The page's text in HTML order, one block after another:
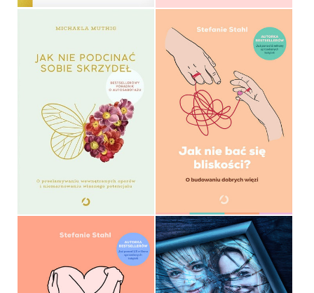
JAK NIE PODCINAĆ SOBIE
SKRZYDEŁ
MICHAELA MUTHIG
OPRAWA MIĘKKA
44,99 ZŁ
JAK NIE BAĆ SIĘ
BLISKOŚCI?
STEFANIE STAHL
44,99 ZŁ